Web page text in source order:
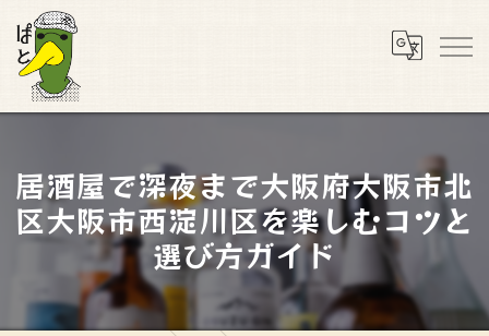
居酒屋で深夜まで大阪府大阪市北
区大阪市西淀川区を楽しむコツと
選び方ガイド